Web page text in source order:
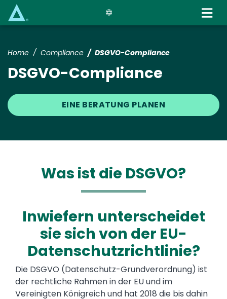
Home Compliance DSGVO-Compliance
DSGVO-Compliance
EINE BERATUNG PLANEN
Was ist die DSGVO?
Text
Inwiefern unterscheidet
sie sich von der EU-
Datenschutzrichtlinie?
Die DSGVO (Datenschutz-Grundverordnung) ist
der rechtliche Rahmen in der EU und im
Vereinigten Königreich und hat 2018 die bis dahin